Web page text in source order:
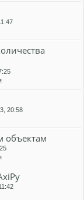
20:58
объектам